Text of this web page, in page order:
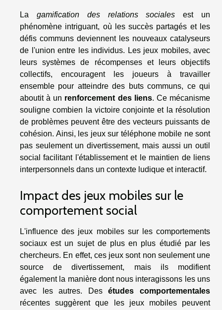
La gamification des relations sociales est un
phénomène intriguant, où les succès partagés et les
défis communs deviennent les nouveaux catalyseurs
de l'union entre les individus. Les jeux mobiles, avec
leurs systèmes de récompenses et leurs objectifs
collectifs, encouragent les joueurs à travailler
ensemble pour atteindre des buts communs, ce qui
aboutit à un renforcement des liens. Ce mécanisme
souligne combien la victoire conjointe et la résolution
de problèmes peuvent être des vecteurs puissants de
cohésion. Ainsi, les jeux sur téléphone mobile ne sont
pas seulement un divertissement, mais aussi un outil
social facilitant l'établissement et le maintien de liens
interpersonnels dans un contexte ludique et interactif.
Impact des jeux mobiles sur le
comportement social
L'influence des jeux mobiles sur les comportements
sociaux est un sujet de plus en plus étudié par les
chercheurs. En effet, ces jeux sont non seulement une
source de divertissement, mais ils modifient
également la manière dont nous interagissons les uns
avec les autres. Desétudes comportementales
récentes suggèrent que les jeux mobiles peuvent